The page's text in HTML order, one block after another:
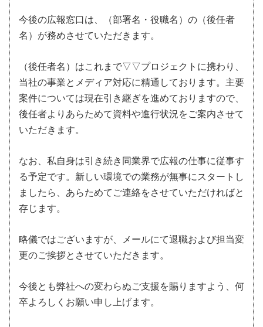
今後の広報窓口は、（部署名・役職名）の（後任者
名）が務めさせていただきます。
（後任者名）はこれまで▽▽プロジェクトに携わり、
当社の事業とメディア対応に精通しております。主要
案件については現在引き継ぎを進めておりますので、
後任者よりあらためて資料や進行状況をご案内させて
いただきます。
なお、私自身は引き続き同業界で広報の仕事に従事す
る予定です。新しい環境での業務が無事にスタートし
ましたら、あらためてご連絡をさせていただければと
存じます。
略儀ではございますが、メールにて退職および担当変
更のご挨拶とさせていただきます。
今後とも弊社への変わらぬご支援を賜りますよう、何
卒よろしくお願い申し上げます。